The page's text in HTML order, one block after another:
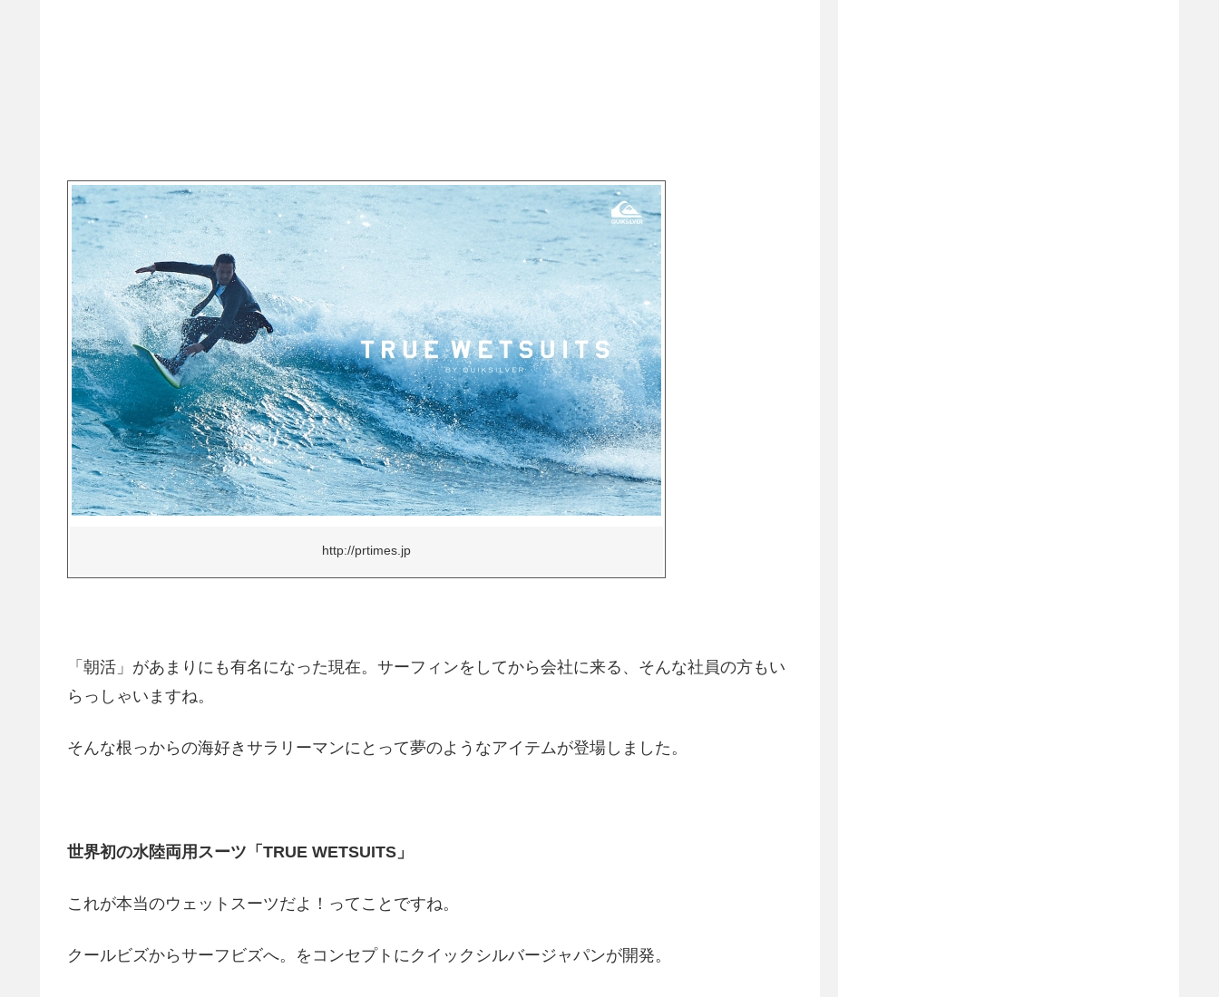
http://prtimes.jp
「朝活」があまりにも有名になった現在。サーフィンをしてから会社に来る、そんな社員の方もい
らっしゃいますね。
そんな根っからの海好きサラリーマンにとって夢のようなアイテムが登場しました。
世界初の水陸両用スーツ「TRUE WETSUITS」
これが本当のウェットスーツだよ！ってことですね。
クールビズからサーフビズへ。をコンセプトにクイックシルバージャパンが開発。